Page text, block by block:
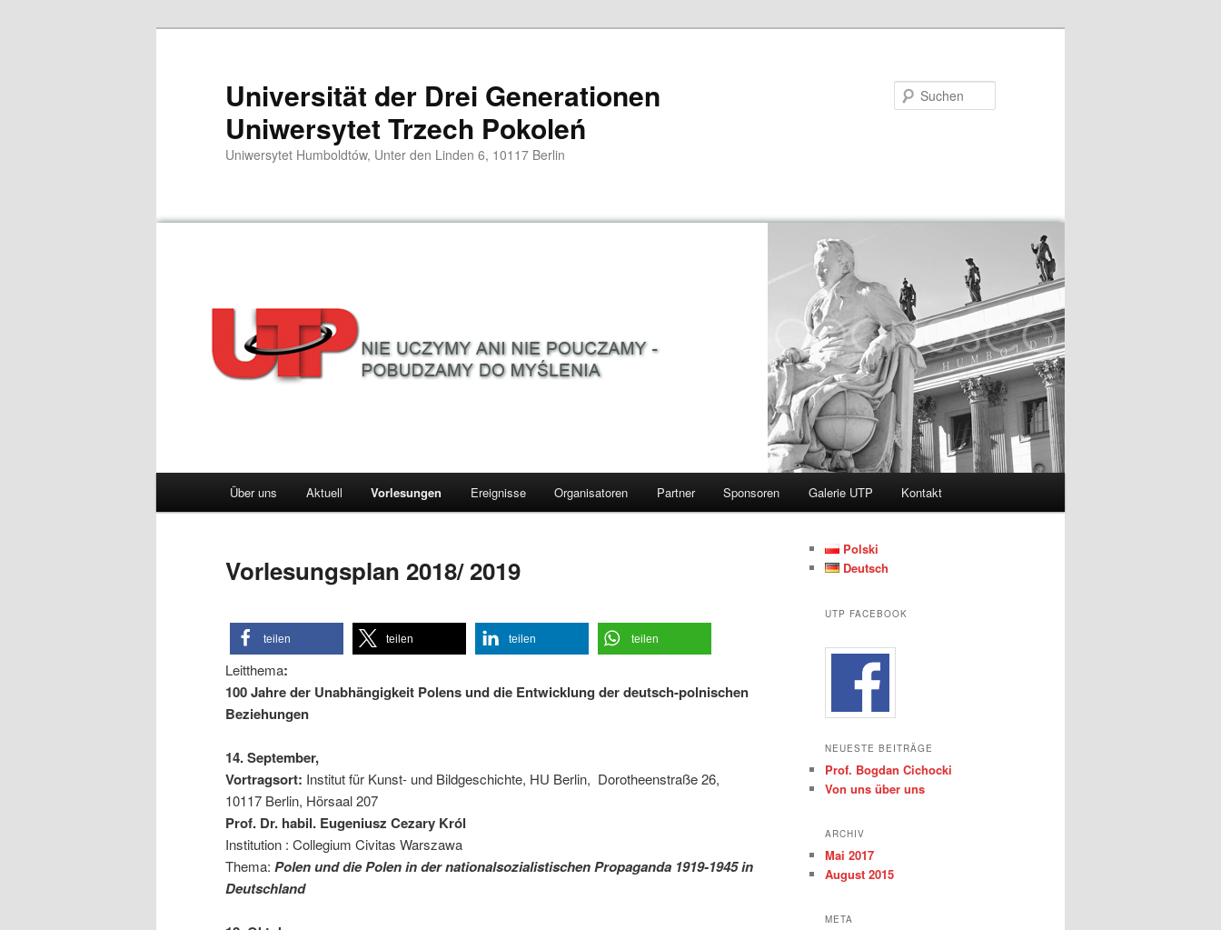
Universität der Drei Generationen
Uniwersytet Trzech Pokoleń
Uniwersytet Humboldtów, Unter den Linden 6, 10117 Berlin
Über uns Aktuell Vorlesungen Ereignisse Organisatoren Partner Sponsoren Galerie UTP Kontakt
Vorlesungsplan 2018/ 2019
teilen teilen teilen teilen
Leitthema:
100 Jahre der Unabhängigkeit Polens und die Entwicklung der deutsch-polnischen
Beziehungen
14. September,
Vortragsort: Institut für Kunst- und Bildgeschichte, HU Berlin, Dorotheenstraße 26,
10117 Berlin, Hörsaal 207
Prof. Dr. habil. Eugeniusz Cezary Król
Institution : Collegium Civitas Warszawa
Thema: Polen und die Polen in der nationalsozialistischen Propaganda 1919-1945 in
Deutschland
Polski
Deutsch
UTP FACEBOOK
NEUESTE BEITRÄGE
Prof. Bogdan Cichocki
Von uns über uns
ARCHIV
Mai 2017
August 2015
META